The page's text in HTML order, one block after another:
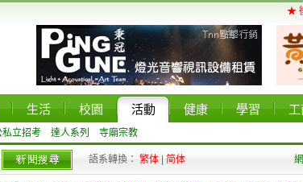
★
生活 校園 活動 健康 學習 工
私立招考 達人系列 寺廟宗教
語系轉換： 繁体 简体